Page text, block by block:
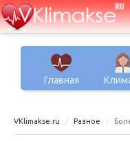
Главная
VKlimakse.ru Разное